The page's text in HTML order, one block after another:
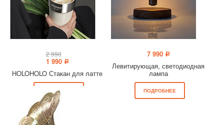
2 990
1 990 a
HOLOHOLO Стакан для латте
ПОДРОБНЕЕ
7 990 a
Левитирующая, светодиодная
лампа
ПОДРОБНЕЕ